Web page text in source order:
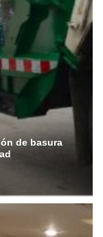
de basura